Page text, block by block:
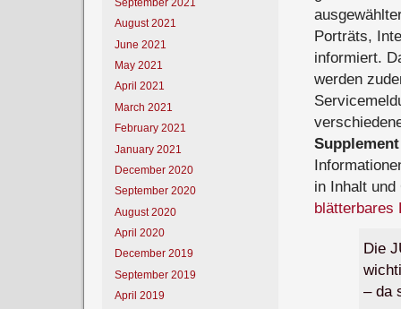
August 2021
June 2021
May 2021
April 2021
March 2021
February 2021
January 2021
December 2020
September 2020
August 2020
April 2020
December 2019
September 2019
April 2019
Porträts,
informiert.
werden
Supplement
in Inhalt
blätterbares
Die
– da